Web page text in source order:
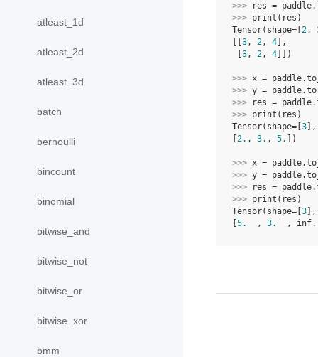
atleast_1d
atleast_2d
atleast_3d
batch
bernoulli
bincount
binomial
bitwise_and
bitwise_not
bitwise_or
bitwise_xor
bmm
>>>
res = paddle.
>>> print ( res )
Tensor(shape=[ 2,
3, 2, 4 ],
3, 2, 4 ]])
>>> x = paddle.
>>> y = paddle.
>>>
res = paddle.
>>> print ( res )
Tensor(shape=[ 3
2. , 3. , 5. ])
>>> x = paddle.
>>> y = paddle.
>>>
res = paddle.
>>> print ( res )
Tensor(shape=[ 3
5.
  ,
3.
,